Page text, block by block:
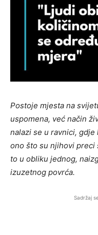
Postoje mjesta na
uspomena, već način
nalazi se u ravnici,
ono što su njihovi
to u obliku jednog,
izuzetnog povrća.
Sadržaj